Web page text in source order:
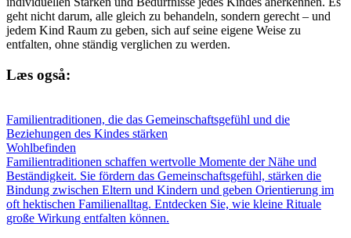
geht nicht darum, alle gleich zu behandeln, sondern gerecht – und
jedem Kind Raum zu geben, sich auf seine eigene Weise zu
entfalten, ohne ständig verglichen zu werden.
Læs også:
Familientraditionen, die das Gemeinschaftsgefühl und die
Beziehungen des Kindes stärken
Wohlbefinden
Familientraditionen schaffen wertvolle Momente der Nähe und
Beständigkeit. Sie fördern das Gemeinschaftsgefühl, stärken die
Bindung zwischen Eltern und Kindern und geben Orientierung im
oft hektischen Familienalltag. Entdecken Sie, wie kleine Rituale
große Wirkung entfalten können.